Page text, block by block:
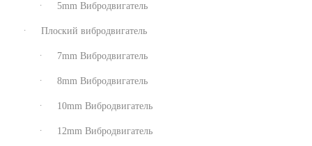
5mm Вибродвигатель
Плоский вибродвигатель
7mm Вибродвигатель
8mm Вибродвигатель
10mm Вибродвигатель
12mm Вибродвигатель